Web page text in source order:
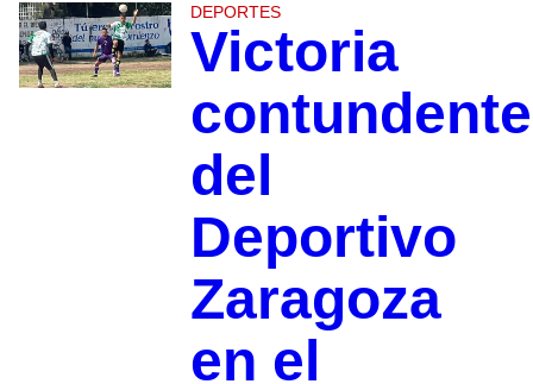
DEPORTES
Victoria
contundente
del
Deportivo
Zaragoza
en el